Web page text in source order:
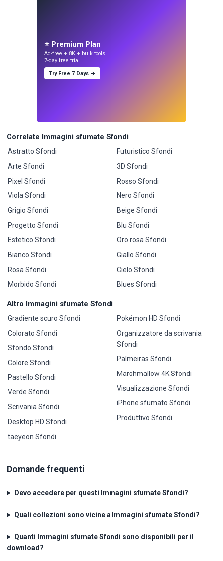
⭐ Premium Plan
Ad-free + 8K + bulk tools.
7-day free trial.
Try Free 7 Days →
Correlate Immagini sfumate Sfondi
Astratto Sfondi
Arte Sfondi
Pixel Sfondi
Viola Sfondi
Grigio Sfondi
Progetto Sfondi
Estetico Sfondi
Bianco Sfondi
Rosa Sfondi
Morbido Sfondi
Futuristico Sfondi
3D Sfondi
Rosso Sfondi
Nero Sfondi
Beige Sfondi
Blu Sfondi
Oro rosa Sfondi
Giallo Sfondi
Cielo Sfondi
Blues Sfondi
Altro Immagini sfumate Sfondi
Gradiente scuro Sfondi
Colorato Sfondi
Sfondo Sfondi
Colore Sfondi
Pastello Sfondi
Verde Sfondi
Scrivania Sfondi
Desktop HD Sfondi
taeyeon Sfondi
Pokémon HD Sfondi
Organizzatore da scrivania
Sfondi
Palmeiras Sfondi
Marshmallow 4K Sfondi
Visualizzazione Sfondi
iPhone sfumato Sfondi
Produttivo Sfondi
Domande frequenti
Devo accedere per questi Immagini sfumate Sfondi?
Quali collezioni sono vicine a Immagini sfumate Sfondi?
Quanti Immagini sfumate Sfondi sono disponibili per il
download?